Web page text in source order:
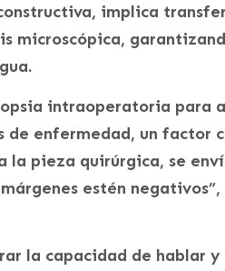
implica
microscópica,
intraoperatoria para
de enfermedad, un factor
la pieza quirúrgica, se
estén
la capacidad de hablar y